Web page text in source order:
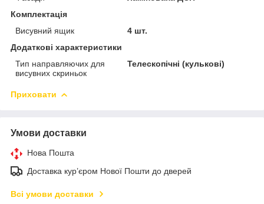
Комплектація
Висувний ящик
4 шт.
Додаткові характеристики
Тип направляючих для
висувних скриньок
Телескопічні (кулькові)
Приховати
Умови доставки
Нова Пошта
Доставка кур’єром Нової Пошти до дверей
Всі умови доставки